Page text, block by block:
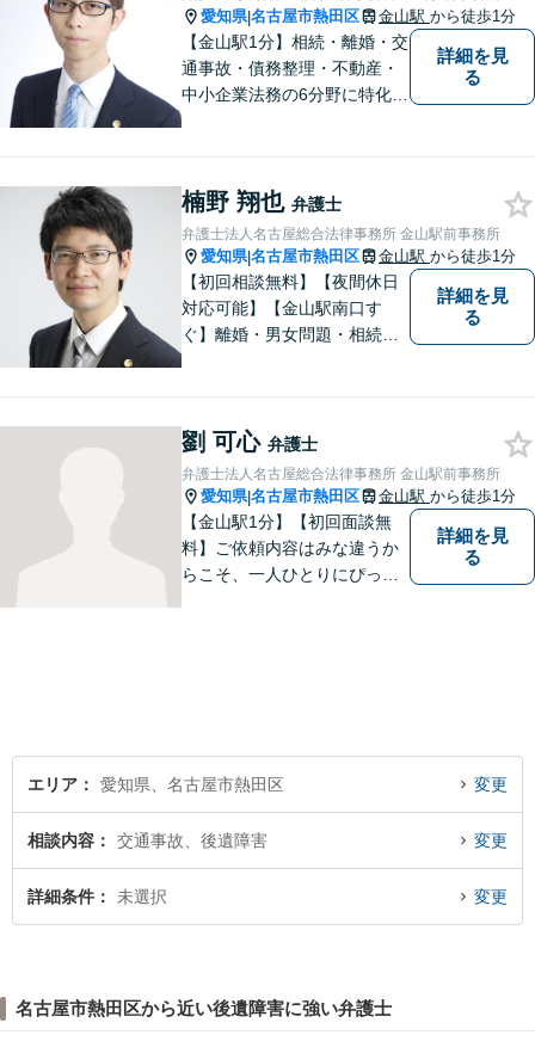
愛知県|名古屋市熱田区 金山駅 から徒歩1分
【金山駅1分】相続・離婚・交
通事故・債務整理・不動産・
中小企業法務の6分野に特化！
ーションを重視し、情報連携
を図りながら納得の解決へと
導いてまいります。
詳細を見
る
楠野 翔也 弁護士
弁護士法人名古屋総合法律事務所 金山駅前事務所
愛知県|名古屋市熱田区 金山駅 から徒歩1分
【初回相談無料】【夜間休日
対応可能】【金山駅南口す
ぐ】離婚・男女問題・相続・
詳細を見
る
劉 可心 弁護士
弁護士法人名古屋総合法律事務所 金山駅前事務所
愛知県|名古屋市熱田区 金山駅 から徒歩1分
【金山駅1分】【初回面談無
料】ご依頼内容はみな違うか
らこそ、一人ひとりにぴった
対応可能】
詳細を見
る
エリア 愛知県、名古屋市熱田区 変更
相談内容 交通事故、後遺障害 変更
詳細条件 未選択 変更
名古屋市熱田区から近い後遺障害に強い弁護士